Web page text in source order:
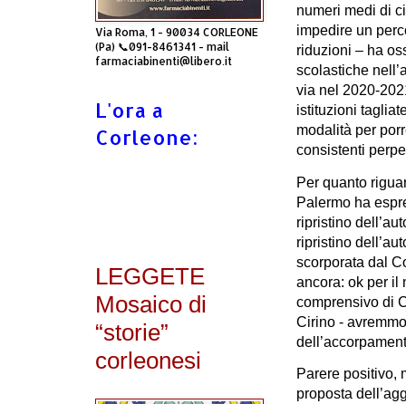
numeri medi di
impedire un
riduzioni – ha
scolastiche
via nel 2020-
istituzioni
modalità per
consistenti
Per quanto
Palermo ha
ripristino
ripristino
scorporata dal
ancora: ok per il
comprensivo di
Cirino -
Parere positivo,
proposta
Via Roma, 1 - 90034 CORLEONE
(Pa) 📞091-8461341 - mail
farmaciabinenti@libero.it
L'ora a
Corleone:
LEGGETE
Mosaico di
“storie”
corleonesi